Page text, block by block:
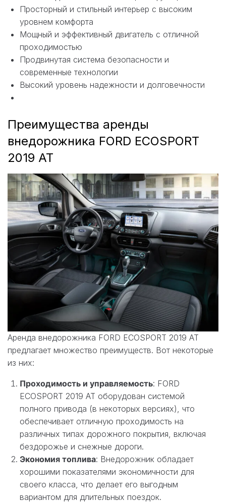
Просторный и стильный интерьер с высоким
уровнем комфорта
Мощный и эффективный двигатель с отличной
проходимостью
Продвинутая система безопасности и
современные технологии
Высокий уровень надежности и долговечности
Преимущества аренды
внедорожника FORD ECOSPORT
2019 AT
Аренда внедорожника FORD ECOSPORT 2019 AT
предлагает множество преимуществ. Вот некоторые
из них:
Проходимость и управляемость: FORD
ECOSPORT 2019 AT оборудован системой
полного привода (в некоторых версиях), что
обеспечивает отличную проходимость на
различных типах дорожного покрытия, включая
бездорожье и снежные дороги.
Экономия топлива: Внедорожник обладает
хорошими показателями экономичности для
своего класса, что делает его выгодным
вариантом для длительных поездок.